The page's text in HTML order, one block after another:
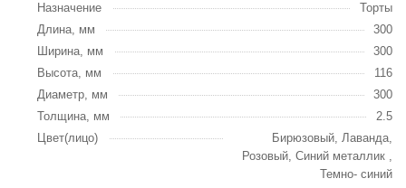
Назначение
Торты
Длина, мм
300
Ширина, мм
300
Высота, мм
116
Диаметр, мм
300
Толщина, мм
2.5
Цвет(лицо)
Бирюзовый, Лаванда,
Розовый, Синий металлик ,
Темно- синий